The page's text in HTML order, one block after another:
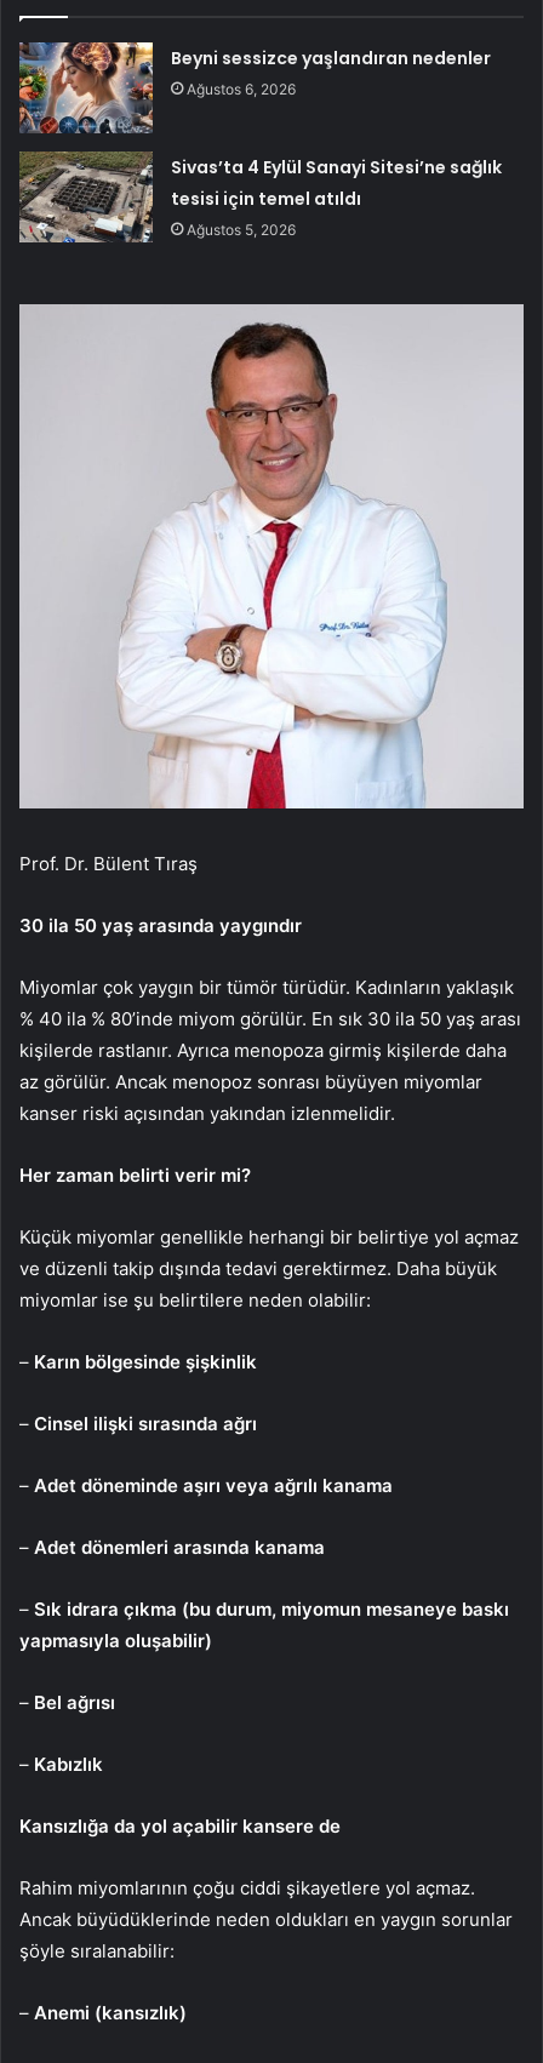
Beyni sessizce yaşlandıran nedenler
Ağustos 6, 2026
Sivas’ta 4 Eylül Sanayi Sitesi’ne sağlık
tesisi için temel atıldı
Ağustos 5, 2026
Prof. Dr. Bülent Tıraş
30 ila 50 yaş arasında yaygındır
Miyomlar çok yaygın bir tümör türüdür. Kadınların yaklaşık
% 40 ila % 80’inde miyom görülür. En sık 30 ila 50 yaş arası
kişilerde rastlanır. Ayrıca menopoza girmiş kişilerde daha
az görülür. Ancak menopoz sonrası büyüyen miyomlar
kanser riski açısından yakından izlenmelidir.
Her zaman belirti verir mi?
Küçük miyomlar genellikle herhangi bir belirtiye yol açmaz
ve düzenli takip dışında tedavi gerektirmez. Daha büyük
miyomlar ise şu belirtilere neden olabilir:
– Karın bölgesinde şişkinlik
– Cinsel ilişki sırasında ağrı
– Adet döneminde aşırı veya ağrılı kanama
– Adet dönemleri arasında kanama
– Sık idrara çıkma (bu durum, miyomun mesaneye baskı
yapmasıyla oluşabilir)
– Bel ağrısı
– Kabızlık
Kansızlığa da yol açabilir kansere de
Rahim miyomlarının çoğu ciddi şikayetlere yol açmaz.
Ancak büyüdüklerinde neden oldukları en yaygın sorunlar
şöyle sıralanabilir:
– Anemi (kansızlık)